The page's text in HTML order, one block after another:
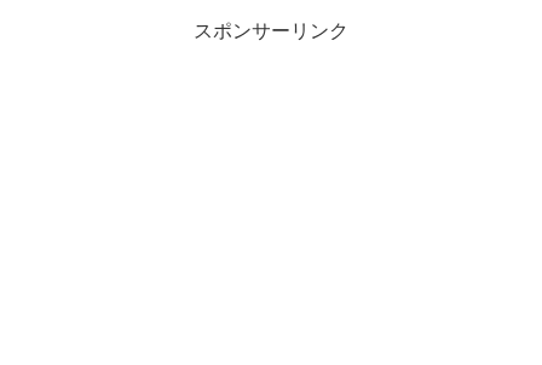
スポンサーリンク